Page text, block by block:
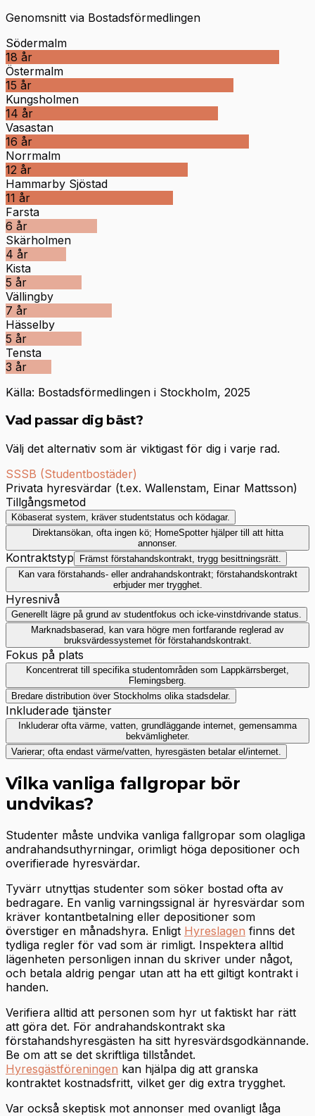
Genomsnitt via Bostadsförmedlingen
Södermalm
18 år
Östermalm
15 år
Kungsholmen
14 år
Vasastan
16 år
Norrmalm
12 år
Hammarby Sjöstad
11 år
Farsta
6 år
Skärholmen
4 år
Kista
5 år
Vällingby
7 år
Hässelby
5 år
Tensta
3 år
Källa: Bostadsförmedlingen i Stockholm, 2025
Vad passar dig bäst?
Välj det alternativ som är viktigast för dig i varje rad.
SSSB (Studentbostäder)
Privata hyresvärdar (t.ex. Wallenstam, Einar Mattsson)
Tillgångsmetod
Köbaserat system, kräver studentstatus och ködagar.
Direktansökan, ofta ingen kö; HomeSpotter hjälper till att hitta
annonser.
Kontraktstyp
Främst förstahandskontrakt, trygg besittningsrätt.
Kan vara förstahands- eller andrahandskontrakt; förstahandskontrakt
erbjuder mer trygghet.
Hyresnivå
Generellt lägre på grund av studentfokus och icke-vinstdrivande status.
Marknadsbaserad, kan vara högre men fortfarande reglerad av
bruksvärdessystemet för förstahandskontrakt.
Fokus på plats
Koncentrerat till specifika studentområden som Lappkärrsberget,
Flemingsberg.
Bredare distribution över Stockholms olika stadsdelar.
Inkluderade tjänster
Inkluderar ofta värme, vatten, grundläggande internet, gemensamma
bekvämligheter.
Varierar; ofta endast värme/vatten, hyresgästen betalar el/internet.
Vilka vanliga fallgropar bör
undvikas?
Studenter måste undvika vanliga fallgropar som olagliga
andrahandsuthyrningar, orimligt höga depositioner och
overifierade hyresvärdar.
Tyvärr utnyttjas studenter som söker bostad ofta av
bedragare. En vanlig varningssignal är hyresvärdar som
kräver kontantbetalning eller depositioner som
överstiger en månadshyra. Enligt Hyreslagen finns det
tydliga regler för vad som är rimligt. Inspektera alltid
lägenheten personligen innan du skriver under något,
och betala aldrig pengar utan att ha ett giltigt kontrakt i
handen.
Verifiera alltid att personen som hyr ut faktiskt har rätt
att göra det. För andrahandskontrakt ska
förstahandshyresgästen ha sitt hyresvärdsgodkännande.
Be om att se det skriftliga tillståndet.
Hyresgästföreningen kan hjälpa dig att granska
kontraktet kostnadsfritt, vilket ger dig extra trygghet.
Var också skeptisk mot annonser med ovanligt låga